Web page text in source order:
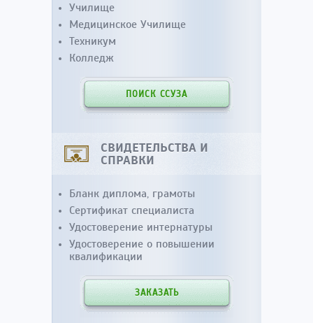
Училище
Медицинское Училище
Техникум
Колледж
ПОИСК ССУЗА
СВИДЕТЕЛЬСТВА И
СПРАВКИ
Бланк диплома, грамоты
Сертификат специалиста
Удостоверение интернатуры
Удостоверение о повышении
квалификации
ЗАКАЗАТЬ